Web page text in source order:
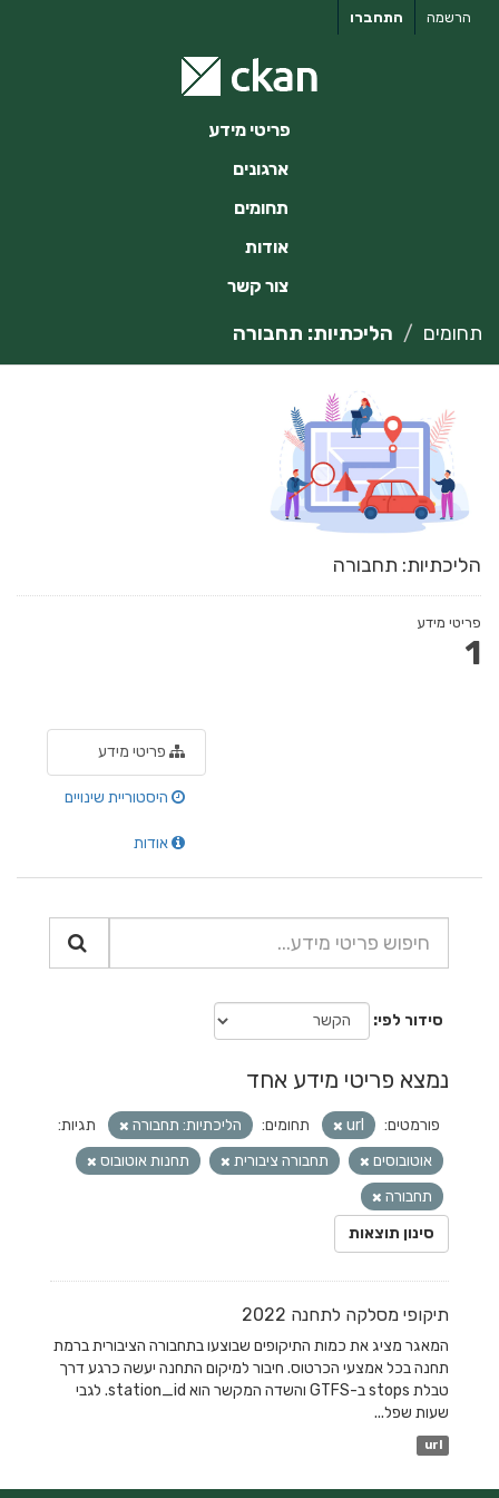
התחברו הרשמה
פריטי מידע
ארגונים
תחומים
אודות
צור קשר
תחומים הליכתיות: תחבורה
הליכתיות: תחבורה
פריטי מידע
1
פריטי מידע
היסטוריית שינויים
אודות
סידור לפי
נמצא פריטי מידע אחד
פורמטים: url תחומים: הליכתיות: תחבורה
תגיות:
אוטובוסים
תחבורה ציבורית
תחנות אוטובוס
תחבורה
סינון תוצאות
תיקופי מסלקה לתחנה 2022
המאגר מציג את כמות התיקופים שבוצעו בתחבורה הציבורית ברמת
תחנה בכל אמצעי הכרטוס. חיבור למיקום התחנה יעשה כרגע דרך
טבלת stops ב-GTFS והשדה המקשר הוא station_id. לגבי
שעות שפל...
url